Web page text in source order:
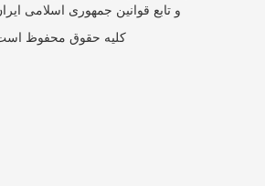
و تابع قوانین جمهوری اسلامی
کلیه حقوق محفوظ